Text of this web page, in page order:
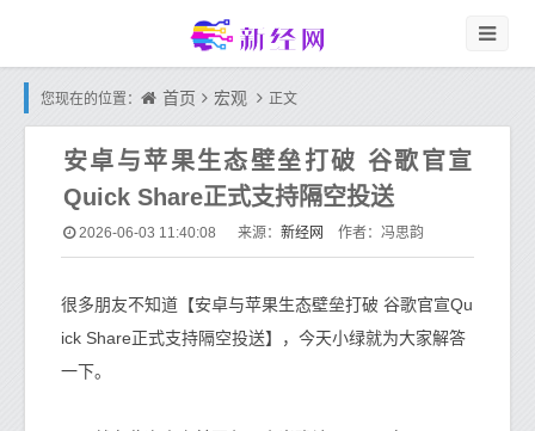
您现在的位置： 首页 宏观 正文
安卓与苹果生态壁垒打破 谷歌官宣
Quick Share正式支持隔空投送
2026-06-03 11:40:08 来源： 新经网 作者：冯思韵
很多朋友不知道【安卓与苹果生态壁垒打破 谷歌官宣Qu
ick Share正式支持隔空投送】，今天小绿就为大家解答
一下。